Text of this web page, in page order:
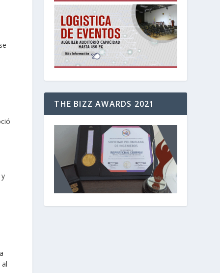
THE BIZZ AWARDS 2021